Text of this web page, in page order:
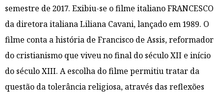
semestre de 2017. Exibiu-se o filme italiano FRANCESCO
da diretora italiana Liliana Cavani, lançado em 1989. O
filme conta a história de Francisco de Assis, reformador
do cristianismo que viveu no final do século XII e início
do século XIII. A escolha do filme permitiu tratar da
questão da tolerância religiosa, através das reflexões